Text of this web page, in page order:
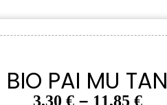
BIO PAI MU TAN
3,30 €– 11,85 €